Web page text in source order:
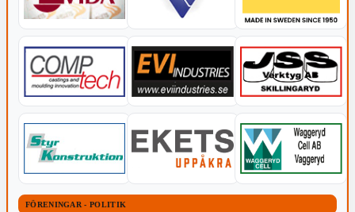
FÖRENINGAR - POLITIK